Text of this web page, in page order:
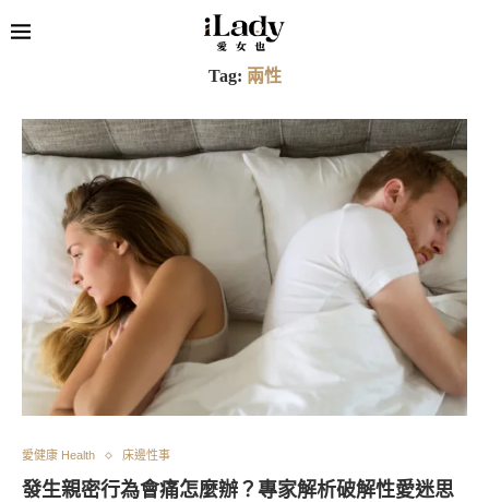
Tag: 兩性
愛健康 Health 床邊性事
發生親密行為會痛怎麼辦？專家解析破解性愛迷思